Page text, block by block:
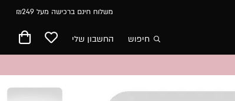
משלוח חינם ברכישה מעל ₪249
חיפוש החשבון שלי